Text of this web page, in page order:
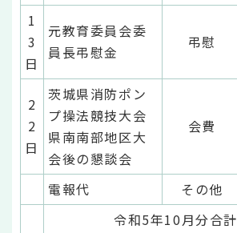
1
3
日
元教育委員会委
員長弔慰金
弔慰
2
2
日
茨城県消防ポン
プ操法競技大会
県南南部地区大
会後の懇談会
会費
電報代 その他
令和5年10月分合計